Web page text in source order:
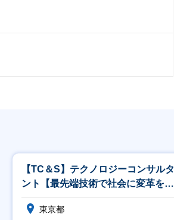
【TC＆S】テクノロジーコンサルタ
ント【最先端技術で社会に変革を起
こすITコンサル】<244>
東京都